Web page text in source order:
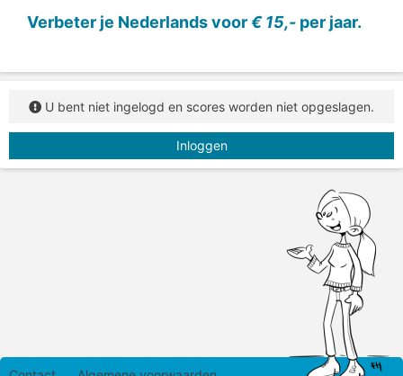
zinnen vul jehet voltooid deelwoordin.
Verbeter je Nederlands voor€ 15,- per jaar.
U bent niet ingelogd en scores worden niet opgeslagen.
Inloggen